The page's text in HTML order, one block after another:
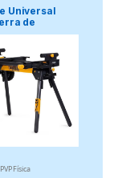
Universal
de
195cm/7.
PVP Física